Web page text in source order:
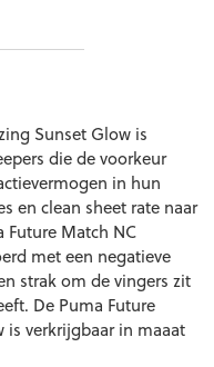
Sunset Glow is
die de voorkeur
in hun
en clean sheet rate naar
Future Match NC
met een negatieve
strak om de vingers zit
De Puma Future
is verkrijgbaar in maaat